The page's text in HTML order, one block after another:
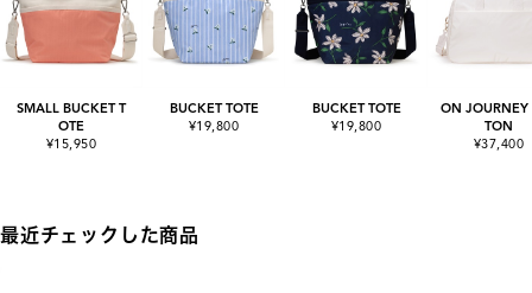
SMALL BUCKET T
OTE
¥15,950
BUCKET TOTE
¥19,800
BUCKET TOTE
¥19,800
ON JOURNEY
TON
¥37,400
最近チェックした商品